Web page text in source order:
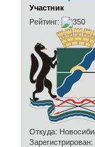
Участник
Рейтинг:
Откуда:
Зарегистрирован: